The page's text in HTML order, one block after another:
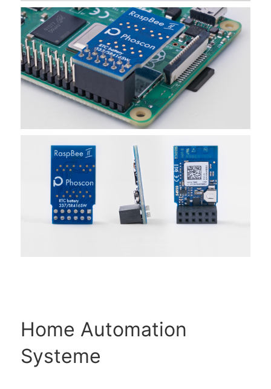
Home Automation
Systeme